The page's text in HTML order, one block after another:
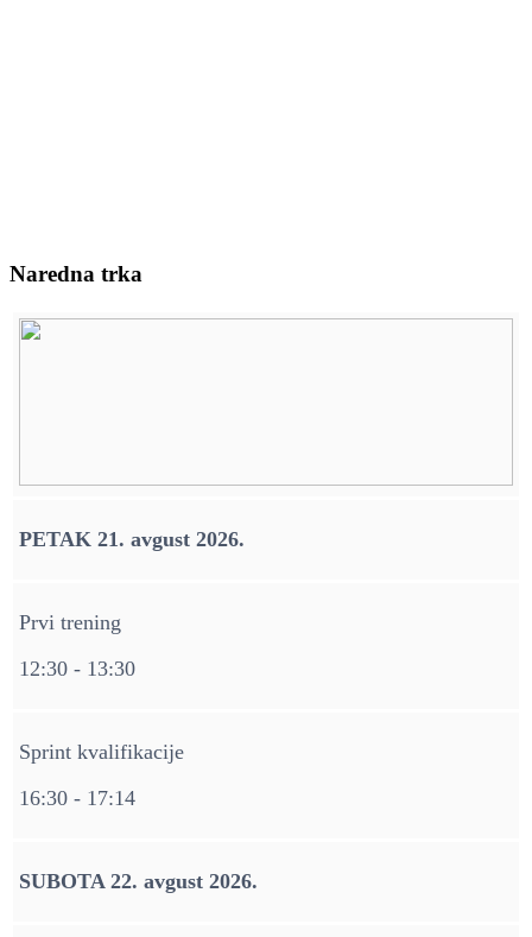
Naredna trka
PETAK 21. avgust 2026.
Prvi trening
12:30 - 13:30
Sprint kvalifikacije
16:30 - 17:14
SUBOTA 22. avgust 2026.